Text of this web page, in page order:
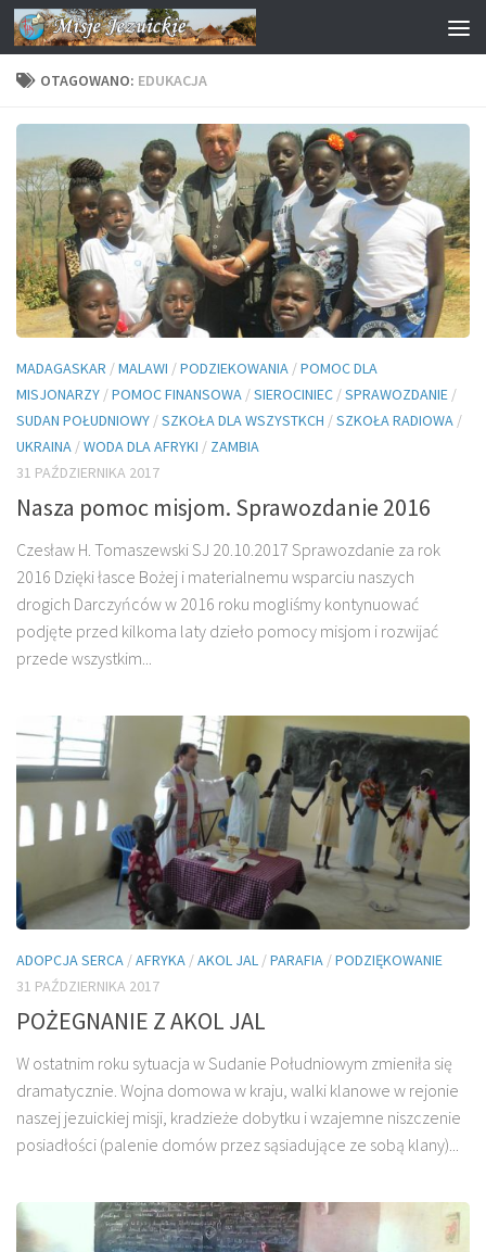
Przejdź do treści
OTAGOWANO: EDUKACJA
MADAGASKAR /MALAWI /PODZIEKOWANIA /POMOC DLA
MISJONARZY /POMOC FINANSOWA /SIEROCINIEC /SPRAWOZDANIE /
SUDAN POŁUDNIOWY /SZKOŁA DLA WSZYSTKCH /SZKOŁA RADIOWA /
UKRAINA /WODA DLA AFRYKI / ZAMBIA
31 PAŹDZIERNIKA 2017
Nasza pomoc misjom. Sprawozdanie 2016
Czesław H. Tomaszewski SJ 20.10.2017 Sprawozdanie za rok
2016 Dzięki łasce Bożej i materialnemu wsparciu naszych
drogich Darczyńców w 2016 roku mogliśmy kontynuować
podjęte przed kilkoma laty dzieło pomocy misjom i rozwijać
przede wszystkim...
ADOPCJA SERCA /AFRYKA /AKOL JAL /PARAFIA /PODZIĘKOWANIE
31 PAŹDZIERNIKA 2017
POŻEGNANIE Z AKOL JAL
W ostatnim roku sytuacja w Sudanie Południowym zmieniła się
dramatycznie. Wojna domowa w kraju, walki klanowe w rejonie
naszej jezuickiej misji, kradzieże dobytku i wzajemne niszczenie
posiadłości (palenie domów przez sąsiadujące ze sobą klany)...